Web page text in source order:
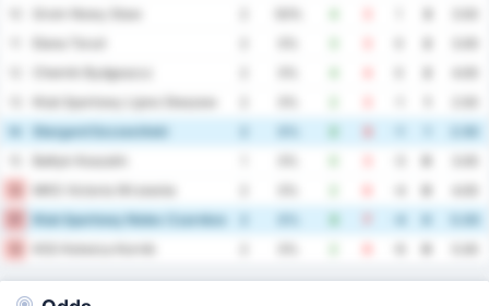
Chemik Bydgoszcz
Stargard Szczeciński
Klub Sportowy Notec Czarnkow